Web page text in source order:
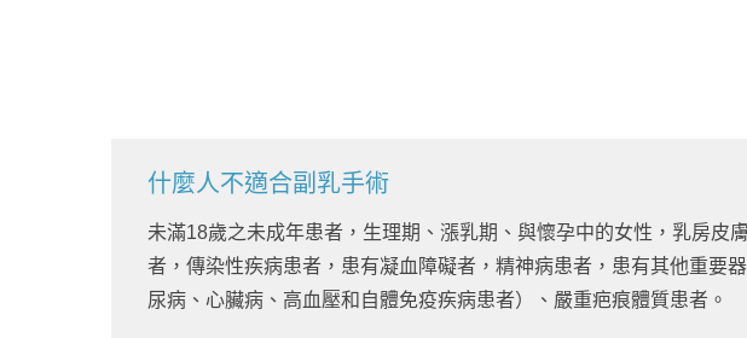
什麼人不適合副乳手術
未滿18歲之未成年患者，生理期、漲乳期、與懷孕中的女性，乳房皮
者，傳染性疾病患者，患有凝血障礙者，精神病患者，患有其他重要
尿病、心臟病、高血壓和自體免疫疾病患者）、嚴重疤痕體質患者。